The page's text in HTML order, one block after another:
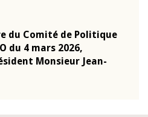
du Comité de Politique
du 4 mars 2026,
Monsieur Jean-